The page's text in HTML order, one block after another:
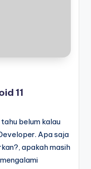
11
belum kalau
Apa saja
apakah masih